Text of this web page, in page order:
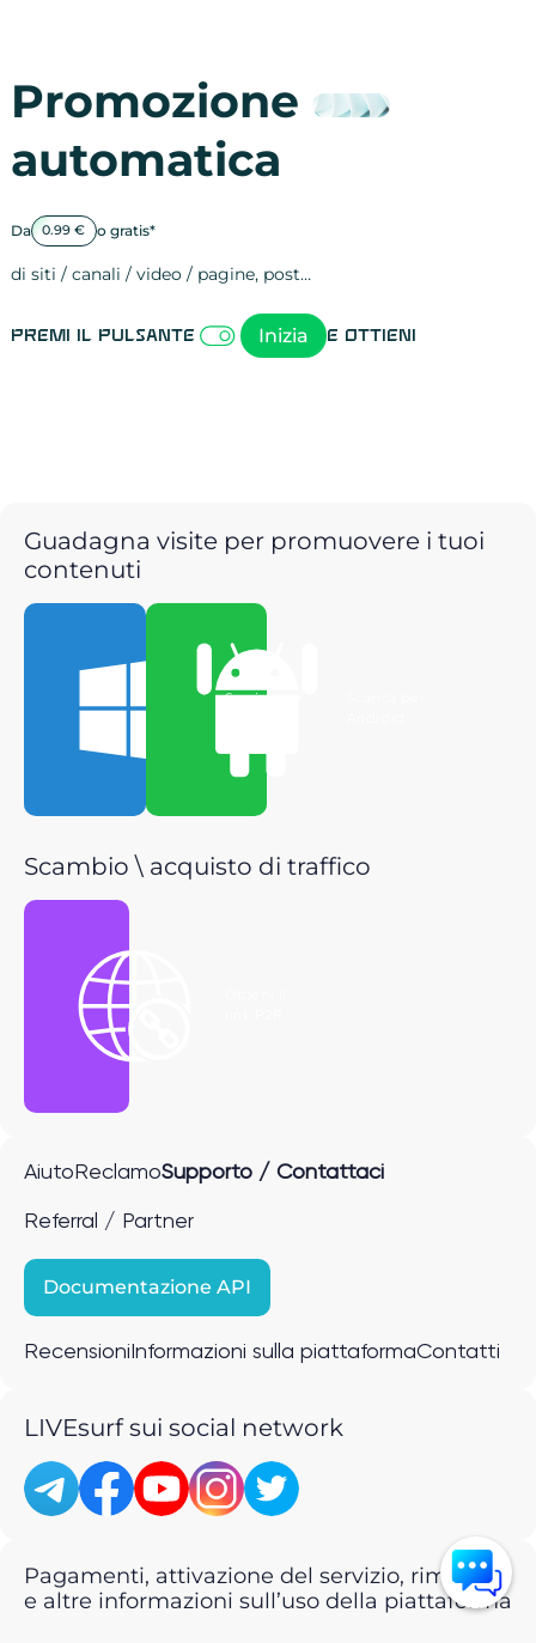
Promozione
automatica
Da 0.99 € o gratis*
di siti / canali / video / pagine, post…
Premi il pulsante Inizia e ottieni
Guadagna visite per promuovere i tuoi
contenuti
Scarica per
Scambio \ acquisto di traffico
Aiuto ReclamoSupporto / Contattaci
Referral / Partner
Documentazione API
Recensioni Informazioni sulla piattaformaContatti
LIVEsurf sui social network
Pagamenti, attivazione del servizio, rimborsi
e altre informazioni sull’uso della piattaforma